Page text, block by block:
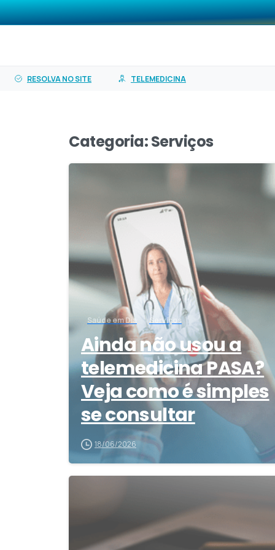
conteúdo
O PASA Planos
RESOLVA NO SITE TELEMEDICINA
Categoria:Serviços
Saúde em Dia Serviços
Ainda não usou a
telemedicina PASA?
Veja como é simples
se consultar
18/06/2026